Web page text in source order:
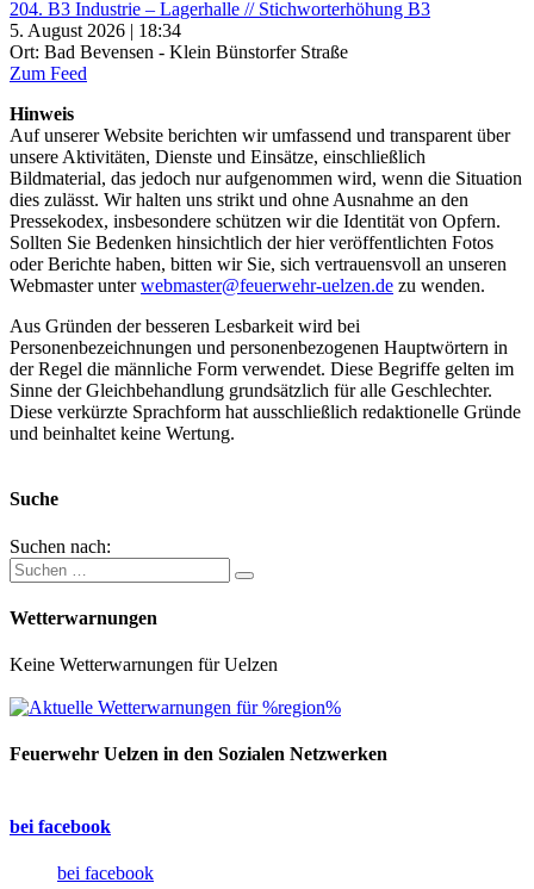
204. B3 Industrie – Lagerhalle // Stichworterhöhung B3
5. August 2026 | 18:34
Ort: Bad Bevensen - Klein Bünstorfer Straße
Zum Feed
Hinweis
Auf unserer Website berichten wir umfassend und transparent über
unsere Aktivitäten, Dienste und Einsätze, einschließlich
Bildmaterial, das jedoch nur aufgenommen wird, wenn die Situation
dies zulässt. Wir halten uns strikt und ohne Ausnahme an den
Pressekodex, insbesondere schützen wir die Identität von Opfern.
Sollten Sie Bedenken hinsichtlich der hier veröffentlichten Fotos
oder Berichte haben, bitten wir Sie, sich vertrauensvoll an unseren
Webmaster unterwebmaster@feuerwehr-uelzen.de zu wenden.
Aus Gründen der besseren Lesbarkeit wird bei
Personenbezeichnungen und personenbezogenen Hauptwörtern in
der Regel die männliche Form verwendet. Diese Begriffe gelten im
Sinne der Gleichbehandlung grundsätzlich für alle Geschlechter.
Diese verkürzte Sprachform hat ausschließlich redaktionelle Gründe
und beinhaltet keine Wertung.
Suche
Suchen nach:
Wetterwarnungen
Keine Wetterwarnungen für Uelzen
Feuerwehr Uelzen in den Sozialen Netzwerken
bei facebook
bei facebook